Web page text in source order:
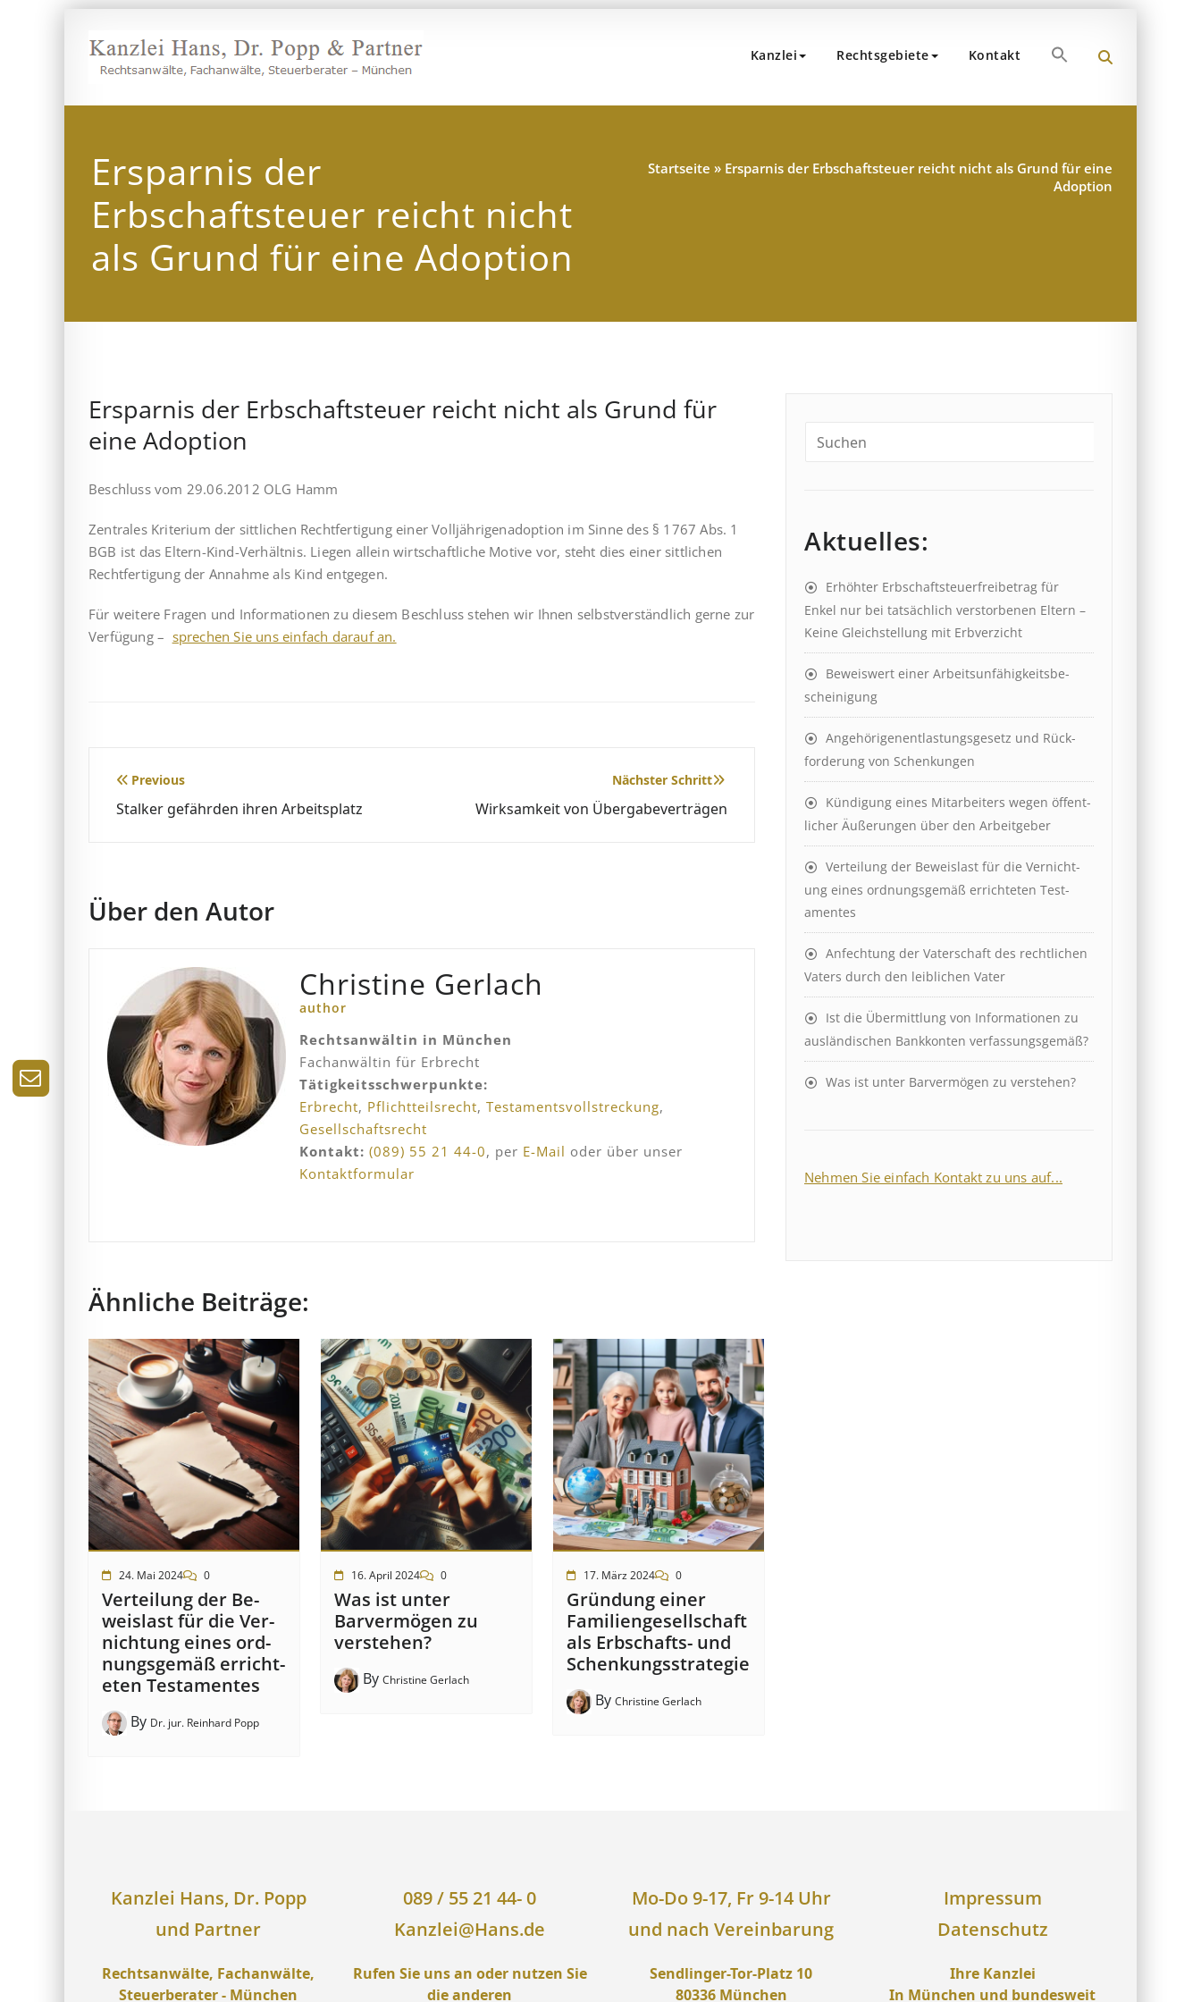
Inhalt
springen
Kanzlei Rechtsgebiete Kontakt Search
for:
Ersparnis der
Erbschaftsteuer reicht nicht
als Grund für eine Adoption
Startseite » Ersparnis der Erbschaftsteuer reicht nicht als Grund für eine
Adoption
Ersparnis der Erbschaftsteuer reicht nicht als Grund für
eine Adoption
Beschluss vom 29.06.2012 OLG Hamm
Zentrales Kriterium der sittlichen Rechtfertigung einer Volljährigenadoption im Sinne des § 1767 Abs. 1
BGB ist das Eltern-Kind-Verhältnis. Liegen allein wirtschaftliche Motive vor, steht dies einer sittlichen
Rechtfertigung der Annahme als Kind entgegen.
Für weitere Fragen und Informationen zu diesem Beschluss stehen wir Ihnen selbstverständlich gerne zur
Verfügung – sprechen Sie uns einfach darauf an.
Beitragsnavigation
Previous
Stalker gefährden ihren Arbeitsplatz
Nächster Schritt
Wirksamkeit von Übergabeverträgen
Über den Autor
Christine Gerlach
author
Rechtsanwältin in München
Fachanwältin für Erbrecht
Tätigkeitsschwerpunkte:
Erbrecht, Pflichtteilsrecht, Testamentsvollstreckung,
Gesellschaftsrecht
Kontakt: (089) 55 21 44-0, per E-Mail oder über unser
Kontaktformular
Ähnliche Beiträge:
24. Mai 2024 0
Ver­teil­ung der Be­
weis­last für die Ver­
nicht­ung eines ord­
nungs­ge­mäß er­richt­
et­en Test­ament­es
By Dr. jur. Reinhard Popp
16. April 2024 0
Was ist unter
Barvermögen zu
verstehen?
By Christine Gerlach
17. März 2024 0
Gründung einer
Familiengesellschaft
als Erbschafts- und
Schenkungsstrategie
By Christine Gerlach
Aktuelles:
Erhöhter Erb­schaft­steuer­frei­be­trag für
Enkel nur bei tat­säch­lich ver­storb­en­en Eltern –
Keine Gleich­stell­ung mit Erb­verzicht
Beweis­wert einer Arbeits­un­fähig­keits­be­
scheinig­ung
Angehörigenent­lastungs­ge­setz und Rück­
ford­er­ung von Schenk­ung­en
Kündigung eines Mit­ar­beit­ers wegen öffent­
lich­er Äuß­er­ung­en über den Ar­beit­geber
Ver­teil­ung der Be­weis­last für die Ver­nicht­
ung eines ord­nungs­ge­mäß er­richt­et­en Test­
ament­es
Anfechtung der Vaterschaft des rechtlichen
Vaters durch den leiblichen Vater
Ist die Über­mitt­lung von In­for­mat­ion­en zu
aus­länd­isch­en Bank­kont­en ver­fass­ungs­ge­mäß?
Was ist unter Barvermögen zu verstehen?
Nehmen Sie einfach Kontakt zu uns auf...
Kanzlei Hans, Dr. Popp
und Partner
Rechtsanwälte, Fachanwälte,
Steuerberater - München
089 / 55 21 44- 0
Kanzlei@Hans.de
Rufen Sie uns an oder nutzen Sie
die anderen
Mo-Do 9-17, Fr 9-14 Uhr
und nach Vereinbarung
Sendlinger-Tor-Platz 10
80336 München
Impressum
Datenschutz
Ihre Kanzlei
In München und bundesweit